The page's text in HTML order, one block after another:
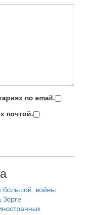
по email.
почтой.
большой войны
Зорге